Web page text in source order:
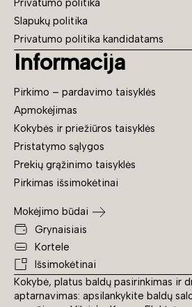
Kokybė, platus baldų pasirinkimas ir
aptarnavimas: apsilankykite baldų
Privatumo politika
Slapukų politika
Privatumo politika kandidatams
Informacija
Pirkimo – pardavimo taisyklės
Apmokėjimas
Kokybės ir priežiūros taisyklės
Pristatymo sąlygos
Prekių grąžinimo taisyklės
Pirkimas išsimokėtinai
Mokėjimo būdai
Grynaisiais
Kortele
Išsimokėtinai